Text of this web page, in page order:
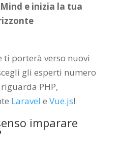
e inizia la tua
ti porterà verso nuovi
gli esperti numero
PHP,
Laravel e Vue.js!
imparare